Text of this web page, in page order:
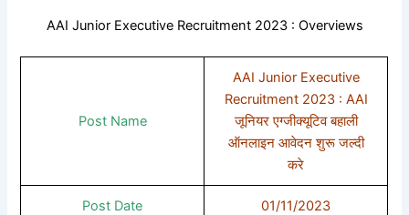
AAI Junior Executive Recruitment 2023 : Overviews
Post Name
AAI Junior Executive
Recruitment 2023 : AAI
जूनियर एग्जीक्यूटिव बहाली
ऑनलाइन आवेदन शुरू जल्दी
करे
Post Date 01/11/2023